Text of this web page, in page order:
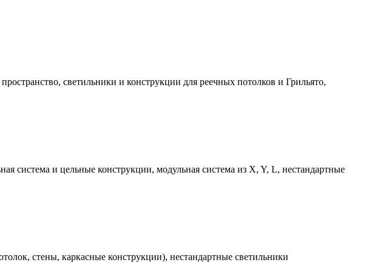
светильники и конструкции для реечных потолков и Грильято,
система и цельные конструкции, модульная система из X, Y, L, нестандартные
стены, каркасные конструкции), нестандартные светильники